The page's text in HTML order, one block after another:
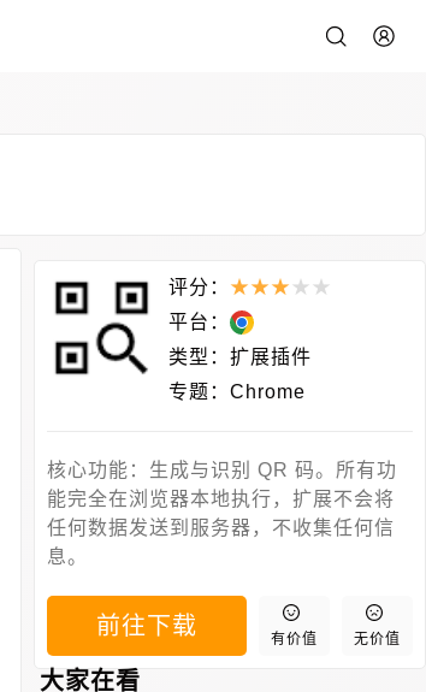
评分： ★★★ ★ ★
平台：
类型：扩展插件
专题：Chrome
核心功能：生成与识别 QR 码。所有功
能完全在浏览器本地执行，扩展不会将
任何数据发送到服务器，不收集任何信
息。
前往下载 有价值 无价值
大家在看